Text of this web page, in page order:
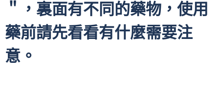
＂，裏面有不同的藥物，使用
藥前請先看看有什麼需要注
意。